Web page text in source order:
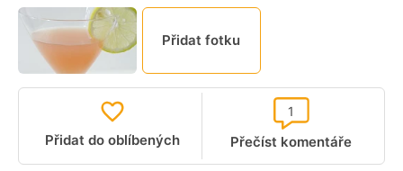
Přidat fotku
Přidat do oblíbených Přečíst komentáře
1